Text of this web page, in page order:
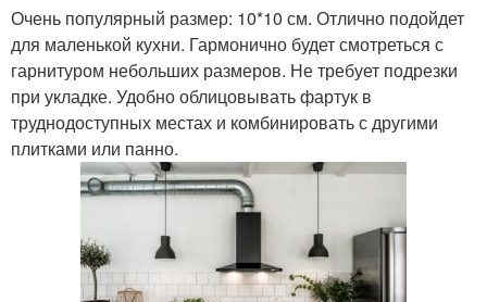
Очень популярный размер: 10*10 см. Отлично подойдет
для маленькой кухни. Гармонично будет смотреться с
гарнитуром небольших размеров. Не требует подрезки
при укладке. Удобно облицовывать фартук в
труднодоступных местах и комбинировать с другими
плитками или панно.